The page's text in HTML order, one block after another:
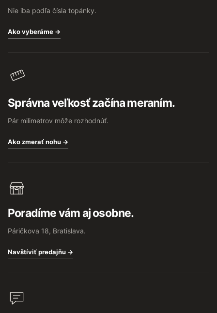
Nie iba podľa čísla topánky.
Ako vyberáme →
Správna veľkosť začína meraním.
Pár milimetrov môže rozhodnúť.
Ako zmerať nohu →
Poradíme vám aj osobne.
Páričkova 18, Bratislava.
Navštíviť predajňu →